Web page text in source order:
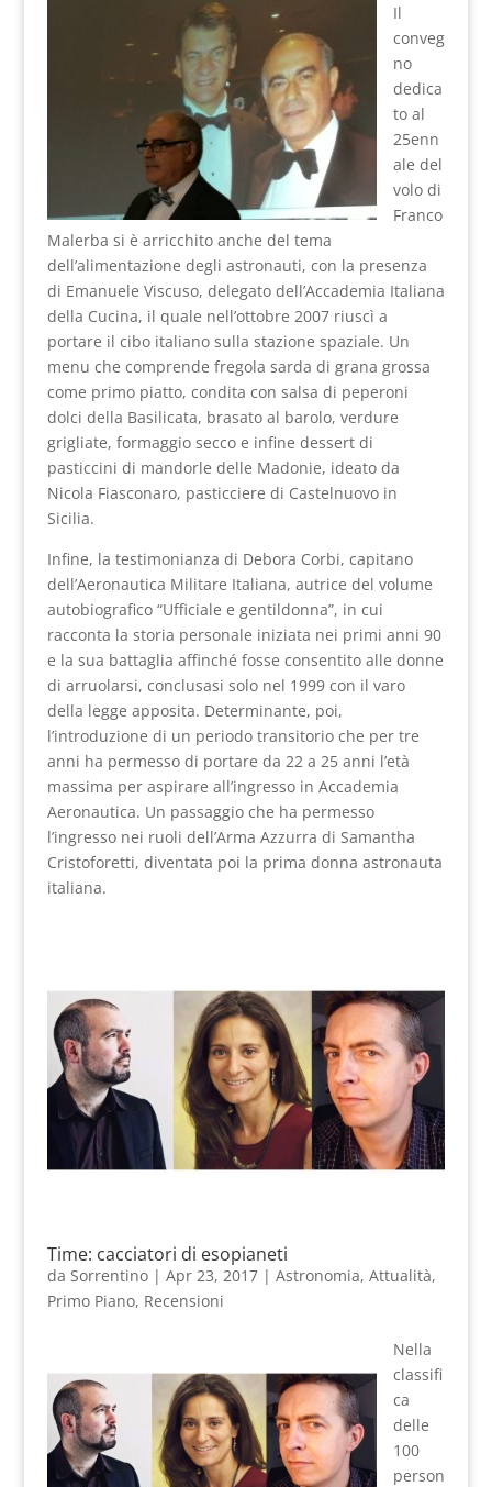
Il
conveg
no
dedica
to al
25enn
ale del
volo di
Franco
Malerba si è arricchito anche del tema
dell’alimentazione degli astronauti, con la presenza
di Emanuele Viscuso, delegato dell’Accademia Italiana
della Cucina, il quale nell’ottobre 2007 riuscì a
portare il cibo italiano sulla stazione spaziale. Un
menu che comprende fregola sarda di grana grossa
come primo piatto, condita con salsa di peperoni
dolci della Basilicata, brasato al barolo, verdure
grigliate, formaggio secco e infine dessert di
pasticcini di mandorle delle Madonie, ideato da
Nicola Fiasconaro, pasticciere di Castelnuovo in
Sicilia.
Infine, la testimonianza di Debora Corbi, capitano
dell’Aeronautica Militare Italiana, autrice del volume
autobiografico “Ufficiale e gentildonna”, in cui
racconta la storia personale iniziata nei primi anni 90
e la sua battaglia affinché fosse consentito alle donne
di arruolarsi, conclusasi solo nel 1999 con il varo
della legge apposita. Determinante, poi,
l’introduzione di un periodo transitorio che per tre
anni ha permesso di portare da 22 a 25 anni l’età
massima per aspirare all’ingresso in Accademia
Aeronautica. Un passaggio che ha permesso
l’ingresso nei ruoli dell’Arma Azzurra di Samantha
Cristoforetti, diventata poi la prima donna astronauta
italiana.
Time: cacciatori di esopianeti
da Sorrentino| Apr 23, 2017| Astronomia, Attualità,
Primo Piano, Recensioni
Nella
classifi
ca
delle
100
person